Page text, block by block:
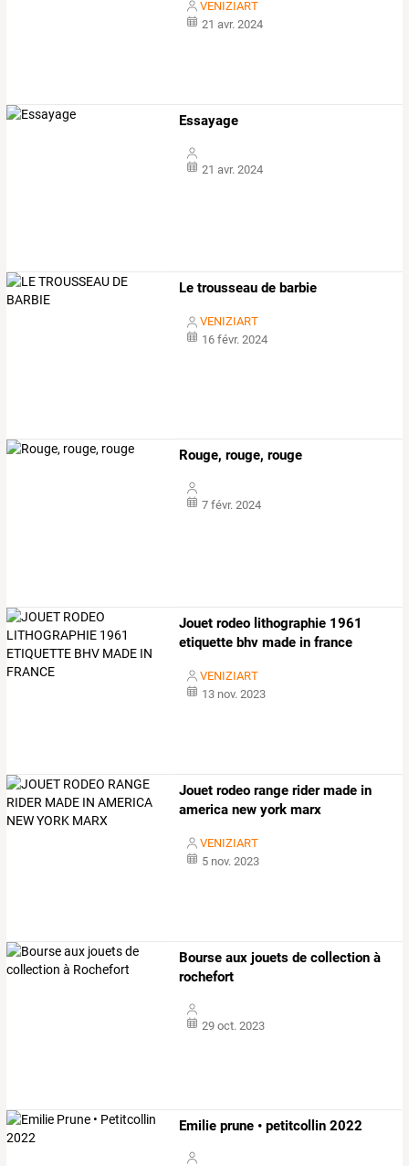
VENIZIART
21 avr. 2024
Essayage
21 avr. 2024
Le trousseau de barbie
VENIZIART
16 févr. 2024
Rouge, rouge, rouge
7 févr. 2024
Jouet rodeo lithographie 1961
etiquette bhv made in france
VENIZIART
13 nov. 2023
Jouet rodeo range rider made in
america new york marx
VENIZIART
5 nov. 2023
Bourse aux jouets de collection à
rochefort
29 oct. 2023
Emilie prune • petitcollin 2022